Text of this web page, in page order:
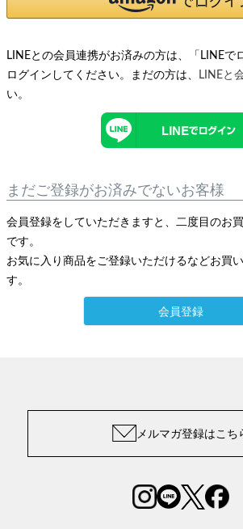
LINEとの会員連携がお済みの方は、「LINEで
ログインしてください。まだの方は、
LINEと
い。
まだご登録がお済みでないお客様
会員登録をしていただきますと、二度目のお
です。
お気に入り商品をご登録いただけるなどお買
す。
会員登録
メルマガ登録はこち